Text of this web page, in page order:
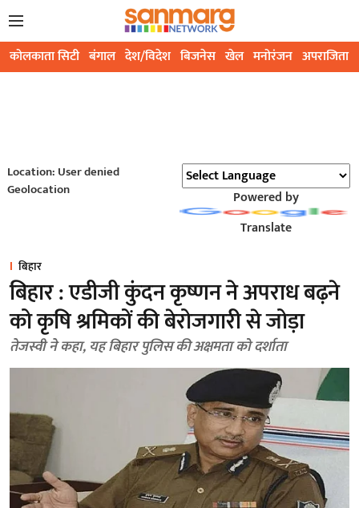
कोलकाता सिटी बंगाल देश/विदेश बिजनेस खेल मनोरंजन अपराजिता
Location: User denied
Geolocation
Powered by
Translate
बिहार
बिहार : एडीजी कुंदन कृष्णन ने अपराध बढ़ने
को कृषि श्रमिकों की बेरोजगारी से जोड़ा
तेजस्वी ने कहा, यह बिहार पुलिस की अक्षमता को दर्शाता